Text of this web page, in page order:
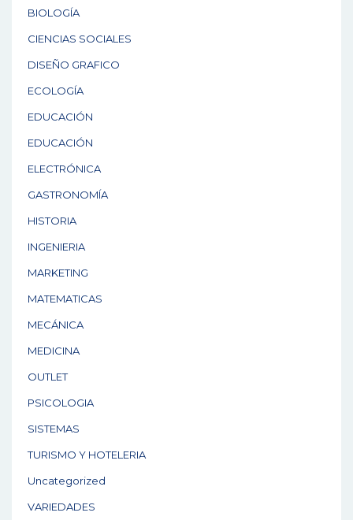
BIOLOGÍA
CIENCIAS SOCIALES
DISEÑO GRAFICO
ECOLOGÍA
EDUCACIÓN
EDUCACIÓN
ELECTRÓNICA
GASTRONOMÍA
HISTORIA
INGENIERIA
MARKETING
MATEMATICAS
MECÁNICA
MEDICINA
OUTLET
PSICOLOGIA
SISTEMAS
TURISMO Y HOTELERIA
Uncategorized
VARIEDADES